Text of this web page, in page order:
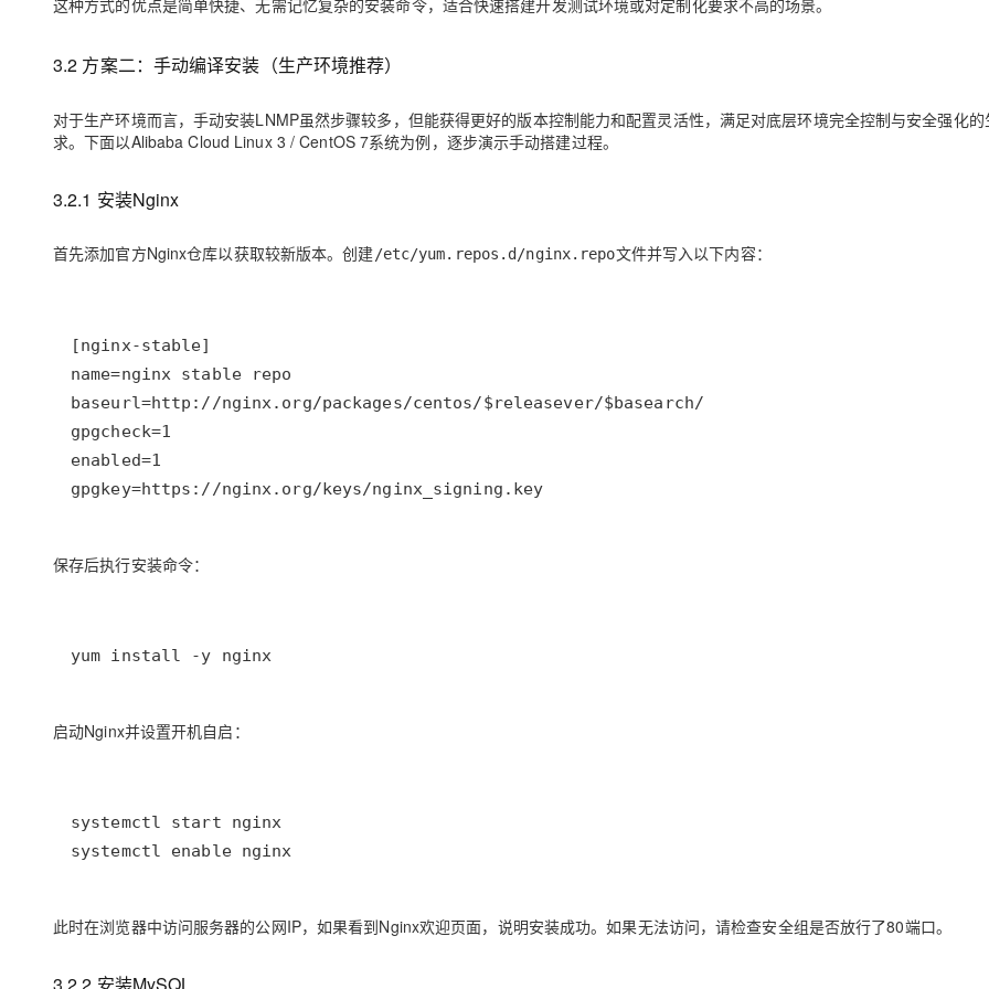
这种方式的优点是简单快捷、无需记忆复杂的安装命令，适合快速搭建开发测试环境或对定制化要求不高的场景。
3.2 方案二：手动编译安装（生产环境推荐）
对于生产环境而言，手动安装LNMP虽然步骤较多，但能获得更好的版本控制能力和配置灵活性，满足对底层环境完全控制与安全强化的
求。下面以Alibaba Cloud Linux 3 / CentOS 7系统为例，逐步演示手动搭建过程。
3.2.1 安装Nginx
首先添加官方Nginx仓库以获取较新版本。创建/etc/yum.repos.d/nginx.repo文件并写入以下内容：
gpgkey=https://nginx.org/keys/nginx_signing.key
保存后执行安装命令：
yum install -y nginx
启动Nginx并设置开机自启：
systemctl enable nginx
此时在浏览器中访问服务器的公网IP，如果看到Nginx欢迎页面，说明安装成功。如果无法访问，请检查安全组是否放行了80端口。